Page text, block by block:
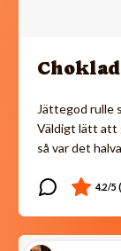
Jättegod rulle
Väldigt lätt att
så var det